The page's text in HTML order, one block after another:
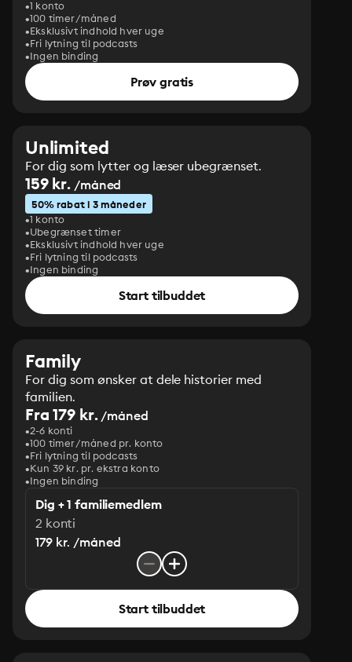
1 konto
100 timer/måned
Eksklusivt indhold hver uge
Fri lytning til podcasts
Ingen binding
Prøv gratis
Unlimited
For dig som lytter og læser ubegrænset.
159 kr. /måned
50% rabat i 3 måneder
1 konto
Ubegrænset timer
Eksklusivt indhold hver uge
Fri lytning til podcasts
Ingen binding
Start tilbuddet
Family
For dig som ønsker at dele historier med
familien.
Fra 179 kr./måned
2-6 konti
100 timer/måned pr. konto
Fri lytning til podcasts
Kun 39 kr. pr. ekstra konto
Ingen binding
Dig + 1 familiemedlem
2 konti
179 kr. /måned
Start tilbuddet